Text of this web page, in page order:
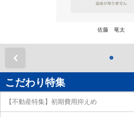
佐藤 竜太
こだわり特集
【不動産特集】初期費用抑えめ